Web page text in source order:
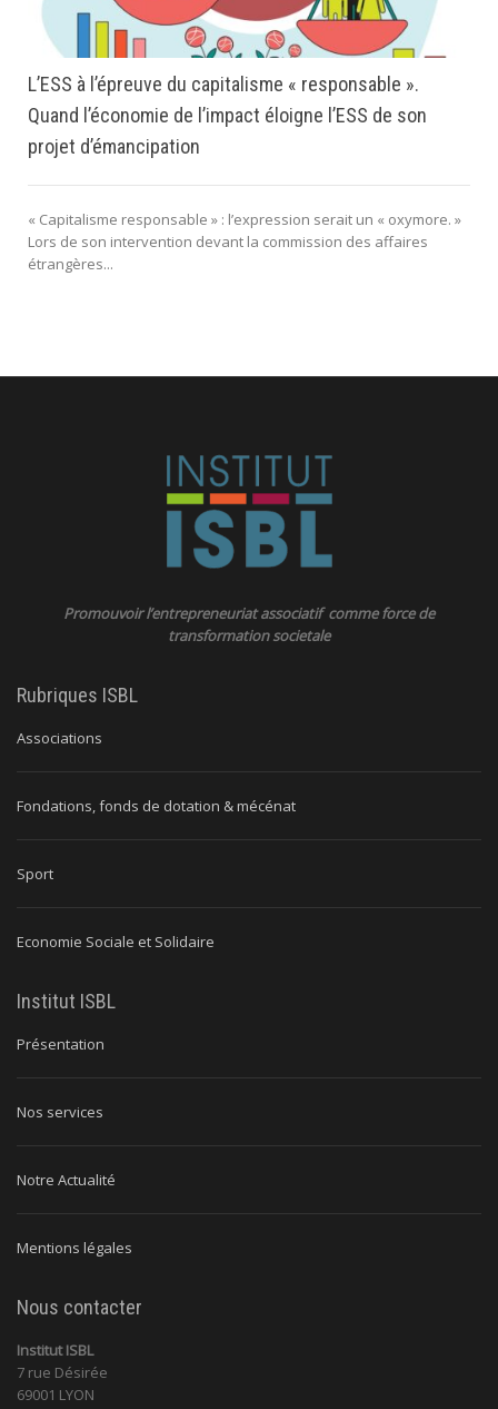
L’ESS à l’épreuve du capitalisme « responsable ».
Quand l’économie de l’impact éloigne l’ESS de son
projet d’émancipation
« Capitalisme responsable » : l’expression serait un « oxymore. »
Lors de son intervention devant la commission des affaires
étrangères...
Promouvoir l’entrepreneuriat associatif comme force de
transformation societale
Rubriques ISBL
Associations
Fondations, fonds de dotation & mécénat
Sport
Economie Sociale et Solidaire
Institut ISBL
Présentation
Nos services
Notre Actualité
Mentions légales
Nous contacter
Institut ISBL
7 rue Désirée
69001 LYON